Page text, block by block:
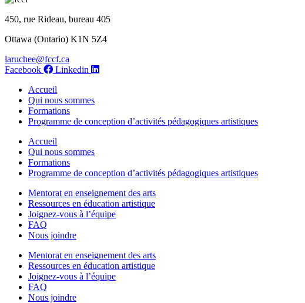
450, rue Rideau, bureau 405
Ottawa (Ontario) K1N 5Z4
laruchee@fccf.ca
Facebook
Linkedin
Accueil
Qui nous sommes
Formations
Programme de conception d’activités pédagogiques artistiques
Accueil
Qui nous sommes
Formations
Programme de conception d’activités pédagogiques artistiques
Mentorat en enseignement des arts
Ressources en éducation artistique
Joignez-vous à l’équipe
FAQ
Nous joindre
Mentorat en enseignement des arts
Ressources en éducation artistique
Joignez-vous à l’équipe
FAQ
Nous joindre